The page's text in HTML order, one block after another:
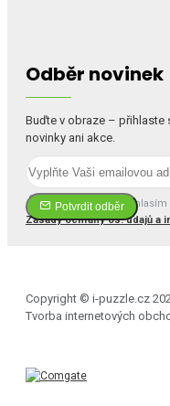
Odběr novinek
Buďte v obraze – přihlaste
novinky ani akce.
Potvrdit odběr
Četl(a) jsem a souhlasím
Zásady ochrany os. údajů a
Copyright © i-puzzle.cz
Tvorba internetových